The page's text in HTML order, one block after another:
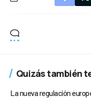
Quizás también
La nueva regulación